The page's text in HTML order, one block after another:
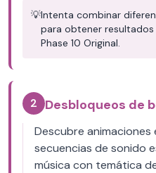
💡Intenta combinar
para obtener
Phase 10 Original.
2 Desbloqueos de
Descubre
secuencias de sonido
música con temática